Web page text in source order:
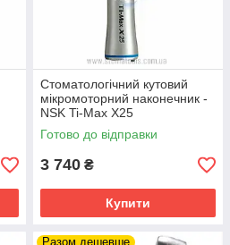
Стоматологічний кутовий
мікромоторний наконечник -
NSK Ti-Max X25
Готово до відправки
3 740 ₴
Купити
Разом дешевше